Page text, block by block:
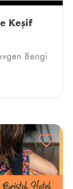
Keşif
Bengi